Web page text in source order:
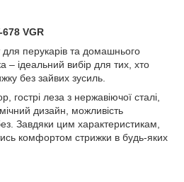
VGR
для перукарів та домашнього
ідеальний вибір для тих, хто
без зайвих зусиль.
гострі леза з нержавіючої сталі,
дизайн, можливість
Завдяки цим характеристикам,
комфортом стрижки в будь-яких